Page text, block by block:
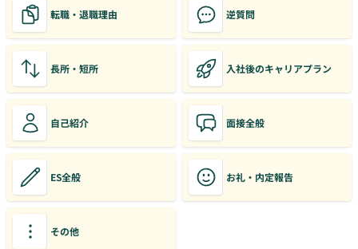
転職・退職理由 逆質問
長所・短所 入社後のキャリアプラン
自己紹介 面接全般
ES全般 お礼・内定報告
その他